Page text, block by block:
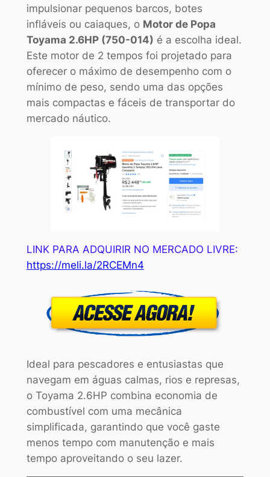
impulsionar pequenos barcos, botes
infláveis ou caiaques, o Motor de Popa
Toyama 2.6HP (750-014) é a escolha ideal.
Este motor de 2 tempos foi projetado para
oferecer o máximo de desempenho com o
mínimo de peso, sendo uma das opções
mais compactas e fáceis de transportar do
mercado náutico.
LINK PARA ADQUIRIR NO MERCADO LIVRE:
https://meli.la/2RCEMn4
Ideal para pescadores e entusiastas que
navegam em águas calmas, rios e represas,
o Toyama 2.6HP combina economia de
combustível com uma mecânica
simplificada, garantindo que você gaste
menos tempo com manutenção e mais
tempo aproveitando o seu lazer.